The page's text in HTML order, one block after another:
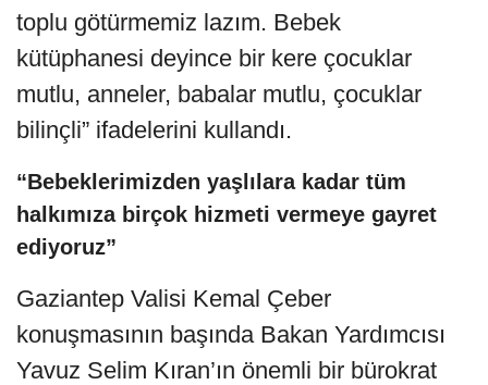
toplu götürmemiz lazım. Bebek
kütüphanesi deyince bir kere çocuklar
mutlu, anneler, babalar mutlu, çocuklar
bilinçli” ifadelerini kullandı.
“Bebeklerimizden yaşlılara kadar tüm
halkımıza birçok hizmeti vermeye gayret
ediyoruz”
Gaziantep Valisi Kemal Çeber
konuşmasının başında Bakan Yardımcısı
Yavuz Selim Kıran’ın önemli bir bürokrat